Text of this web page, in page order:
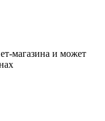
магазина и может